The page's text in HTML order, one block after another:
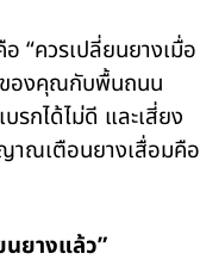
“ควรเปลี่ยนยางเมื่อ
ของคุณกับพื้นถนน
รกได้ไม่ดี และเสี่ยง
าณเตือนยางเสื่อมคือ
ยางแล้ว”